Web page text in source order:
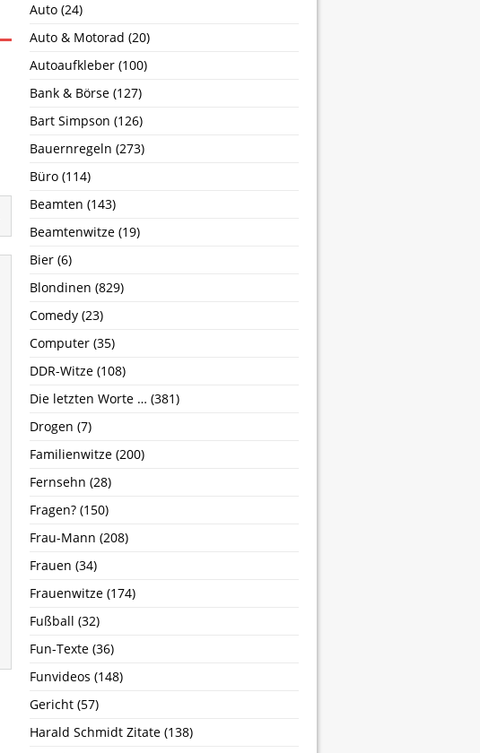
Auto (24)
Auto & Motorad (20)
Autoaufkleber (100)
Bank & Börse (127)
Bart Simpson (126)
Bauernregeln (273)
Büro (114)
Beamten (143)
Beamtenwitze (19)
Bier (6)
Blondinen (829)
Comedy (23)
Computer (35)
DDR-Witze (108)
Die letzten Worte … (381)
Drogen (7)
Familienwitze (200)
Fernsehn (28)
Fragen? (150)
Frau-Mann (208)
Frauen (34)
Frauenwitze (174)
Fußball (32)
Fun-Texte (36)
Funvideos (148)
Gericht (57)
Harald Schmidt Zitate (138)